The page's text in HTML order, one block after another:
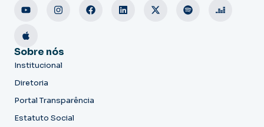
Sobre nós
Institucional
Diretoria
Portal Transparência
Estatuto Social